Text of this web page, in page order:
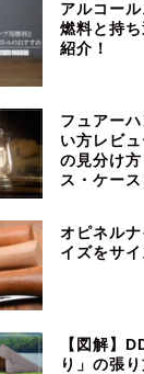
アルコー
燃料と持
紹介！
フュアー
い方レビ
の見分け
ス・ケース
オピネル
イズをサ
【図解】
り」の張